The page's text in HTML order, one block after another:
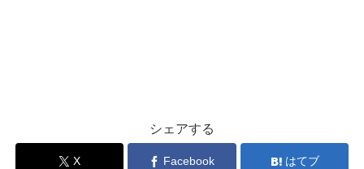
シェアする
X Facebook はてブ